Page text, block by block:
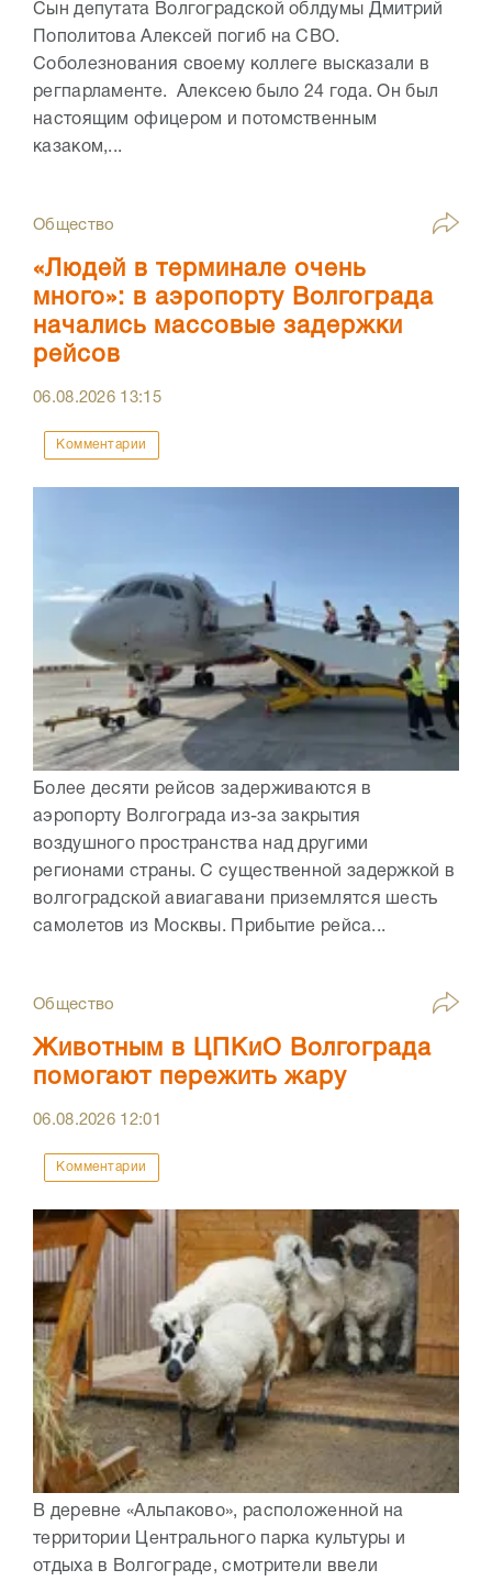
Сын депутата Волгоградской облдумы Дмитрий
Пополитова Алексей погиб на СВО.
Соболезнования своему коллеге высказали в
регпарламенте. Алексею было 24 года. Он был
настоящим офицером и потомственным
казаком,...
Общество
«Людей в терминале очень
много»: в аэропорту Волгограда
начались массовые задержки
рейсов
06.08.2026 13:15
Комментарии
Более десяти рейсов задерживаются в
аэропорту Волгограда из-за закрытия
воздушного пространства над другими
регионами страны. С существенной задержкой в
волгоградской авиагавани приземлятся шесть
самолетов из Москвы. Прибытие рейса...
Общество
Животным в ЦПКиО Волгограда
помогают пережить жару
06.08.2026 12:01
Комментарии
В деревне «Альпаково», расположенной на
территории Центрального парка культуры и
отдыха в Волгограде, смотрители ввели